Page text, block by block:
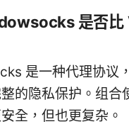
是否比
是一种代理协议
的隐私保护。组合
全，但也更复杂。